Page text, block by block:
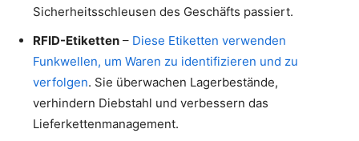
Sicherheitsschleusen des Geschäfts passiert.
RFID-Etiketten – Diese Etiketten verwenden
Funkwellen, um Waren zu identifizieren und zu
verfolgen. Sie überwachen Lagerbestände,
verhindern Diebstahl und verbessern das
Lieferkettenmanagement.